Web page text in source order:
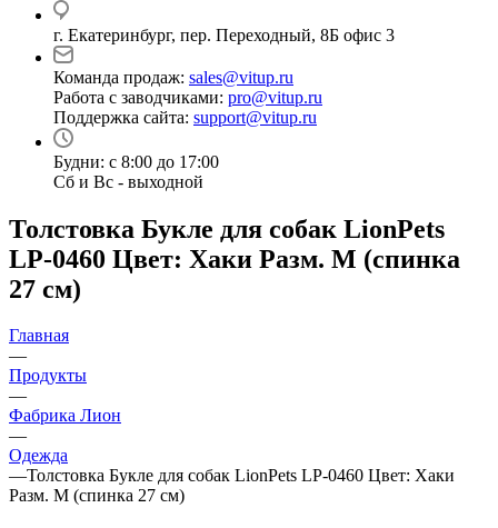
г. Екатеринбург, пер. Переходный, 8Б офис 3
Команда продаж: sales@vitup.ru
Работа с заводчиками: pro@vitup.ru
Поддержка сайта: support@vitup.ru
Будни: с 8:00 до 17:00
Сб и Вс - выходной
Толстовка Букле для собак LionPets
LP-0460 Цвет: Хаки Разм. M (спинка
27 см)
Главная
—
Продукты
—
Фабрика Лион
—
Одежда
—Толстовка Букле для собак LionPets LP-0460 Цвет: Хаки
Разм. M (спинка 27 см)